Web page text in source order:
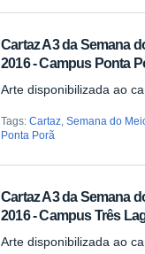
Cartaz A3 da Semana
2016 - Campus Ponta
Arte disponibilizada ao
Tags:Cartaz ,Semana do
Ponta Porã
Cartaz A3 da Semana
2016 - Campus Três
Arte disponibilizada ao